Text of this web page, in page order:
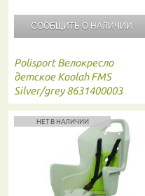
СООБЩИТЬ О НАЛИЧИИ
Polisport Велокресло
детское Koolah FMS
Silver/grey 8631400003
НЕТ В НАЛИЧИИ